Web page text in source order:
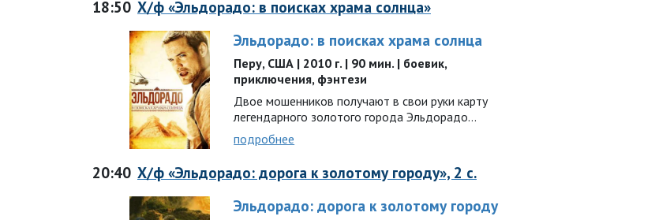
18:50 Х/ф «Эльдорадо: в поисках храма солнца»
Эльдорадо: в поисках храма солнца
Перу, США | 2010 г. | 90 мин. | боевик,
приключения, фэнтези
Двое мошенников получают в свои руки карту
легендарного золотого города Эльдорадо…
подробнее
20:40 Х/ф «Эльдорадо: дорога к золотому городу», 2 с.
Эльдорадо: дорога к золотому городу